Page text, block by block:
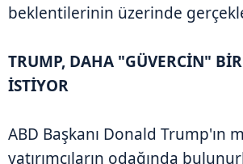
beklentilerinin üzerinde
TRUMP, DAHA "GÜVERCİN"
İSTİYOR
ABD Başkanı Donald Trump'ın
yatırımcıların odağında